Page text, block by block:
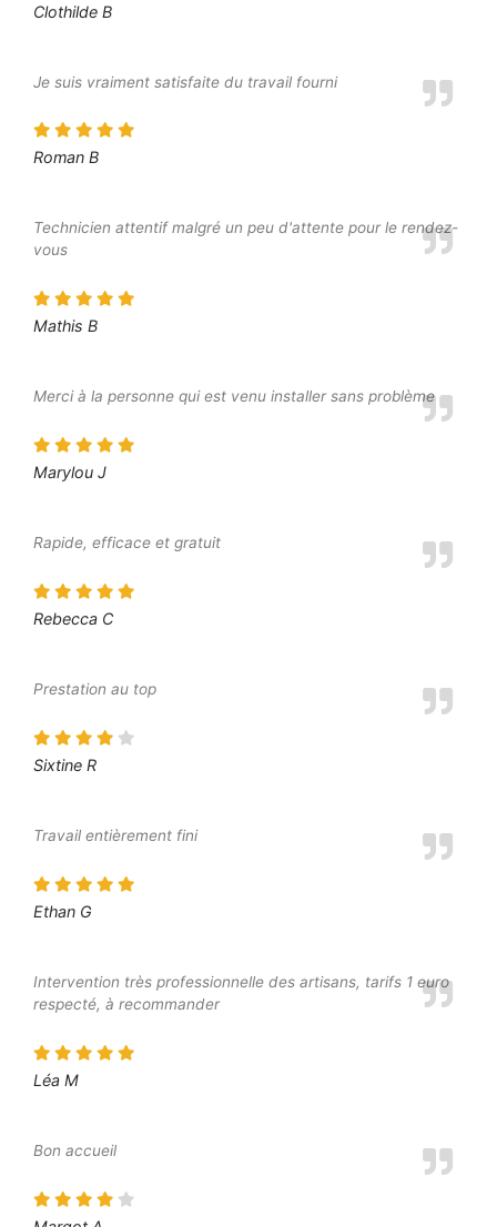
Clothilde B
Je suis vraiment satisfaite du travail fourni
Roman B
Technicien attentif malgré un peu d'attente pour le rendez-
vous
Mathis B
Merci à la personne qui est venu installer sans problème
Marylou J
Rapide, efficace et gratuit
Rebecca C
Prestation au top
Sixtine R
Travail entièrement fini
Ethan G
Intervention très professionnelle des artisans, tarifs 1 euro
respecté, à recommander
Léa M
Bon accueil